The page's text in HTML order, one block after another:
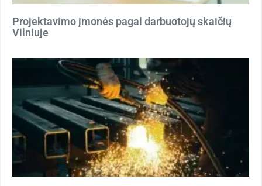
Projektavimo įmonės pagal darbuotojų skaičių
Vilniuje